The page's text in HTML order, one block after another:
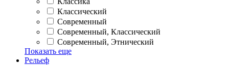
Классический
Современный
Современный, Классический
Современный, Этнический
Показать еще
Рельеф